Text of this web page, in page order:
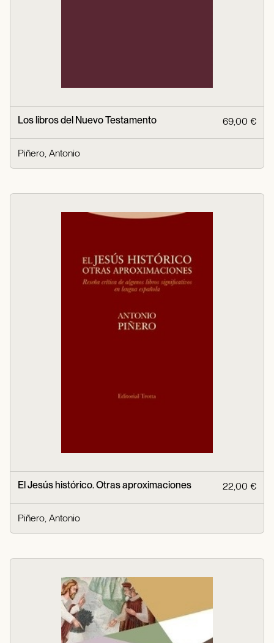
Los libros del Nuevo Testamento 69,00 €
Piñero, Antonio
El Jesús histórico. Otras aproximaciones 22,00 €
Piñero, Antonio